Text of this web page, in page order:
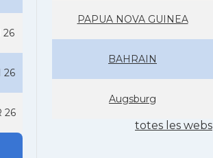
26
26
26
PAPUA NOVA GUINEA
BAHRAIN
Augsburg
totes les webs